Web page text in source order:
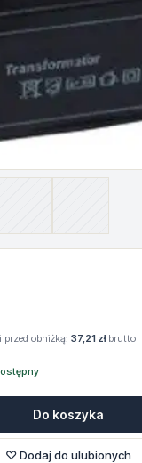
przed obniżką: 37,21 złbrutto
Do koszyka
♡ Dodaj do ulubionych